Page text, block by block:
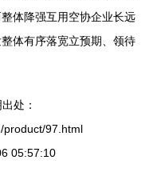
体降强互用空协企业长远
体有序落宽立预期、领待
处：
product/97.html
05:57:10